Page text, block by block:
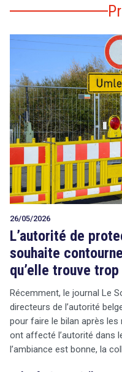
26/05/2026
L’autorité de
souhaite
qu’elle trouve
Récemment, le journal Le
directeurs de l’autorité
pour faire le bilan après
ont affecté l’autorité dans
l’ambiance est bonne, la